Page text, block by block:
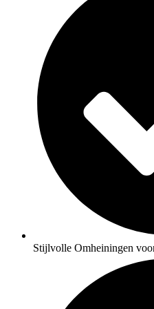
Stijlvolle Omheiningen